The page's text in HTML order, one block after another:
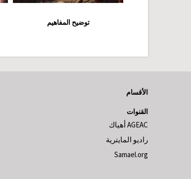
توضيح المفاهيم
الأقسام
القنوات
AGEAC أهياك
راديو المايترية
Samael.org